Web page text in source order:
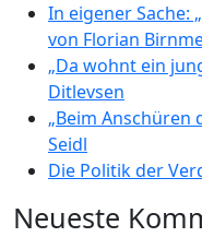
In eigener Sache:
von Florian
„Da wohnt ein
Ditlevsen
„Beim Anschüren
Seidl
Die Politik der
Neueste